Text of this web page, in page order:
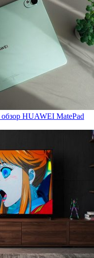
HUAWEI MatePad